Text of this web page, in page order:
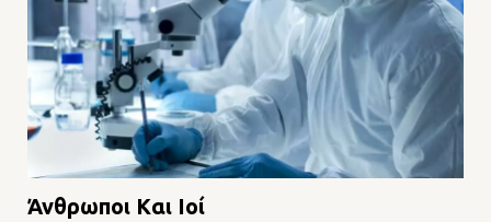
Άνθρωποι Kαι Ιοί